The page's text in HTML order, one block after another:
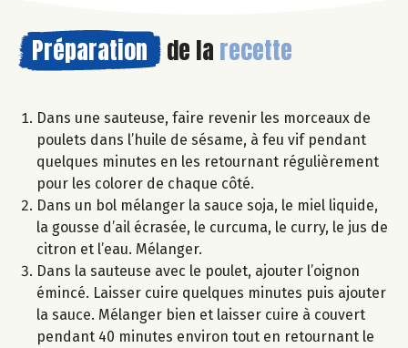
Préparation de la recette
Dans une sauteuse, faire revenir les morceaux de
poulets dans l’huile de sésame, à feu vif pendant
quelques minutes en les retournant régulièrement
pour les colorer de chaque côté.
Dans un bol mélanger la sauce soja, le miel liquide,
la gousse d’ail écrasée, le curcuma, le curry, le jus de
citron et l’eau. Mélanger.
Dans la sauteuse avec le poulet, ajouter l’oignon
émincé. Laisser cuire quelques minutes puis ajouter
la sauce. Mélanger bien et laisser cuire à couvert
pendant 40 minutes environ tout en retournant le